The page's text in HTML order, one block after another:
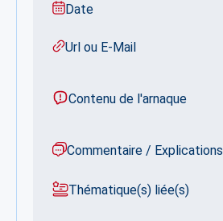
Date
Url ou E-Mail
Contenu de l'arnaque
Commentaire / Explications
Thématique(s) liée(s)